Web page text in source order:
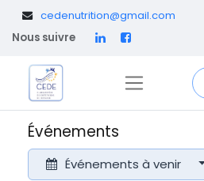
cedenutrition@gmail.com
Nous suivre
Événements
Événements à venir